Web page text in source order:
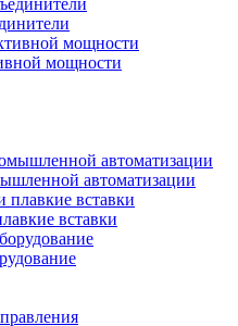
мощности
автоматизации
вставки